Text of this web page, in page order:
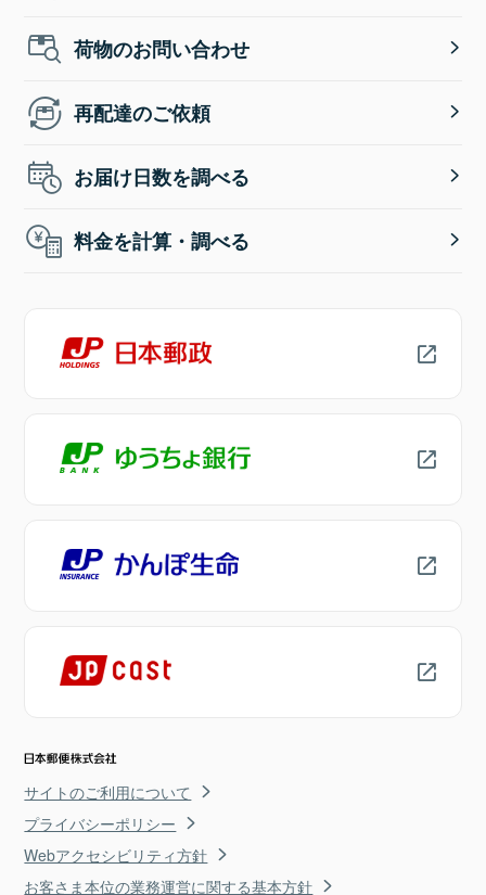
荷物のお問い合わせ
再配達のご依頼
お届け日数を調べる
料金を計算・調べる
サイトのご利用について
プライバシーポリシー
Webアクセシビリティ方針
お客さま本位の業務運営に関する基本方針